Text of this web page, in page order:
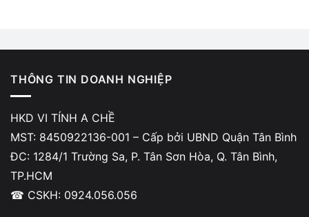
THÔNG TIN DOANH NGHIỆP
HKD VI TÍNH A CHỀ
MST: 8450922136-001 – Cấp bởi UBND Quận Tân Bình
ĐC: 1284/1 Trường Sa, P. Tân Sơn Hòa, Q. Tân Bình,
TP.HCM
☎ CSKH: 0924.056.056